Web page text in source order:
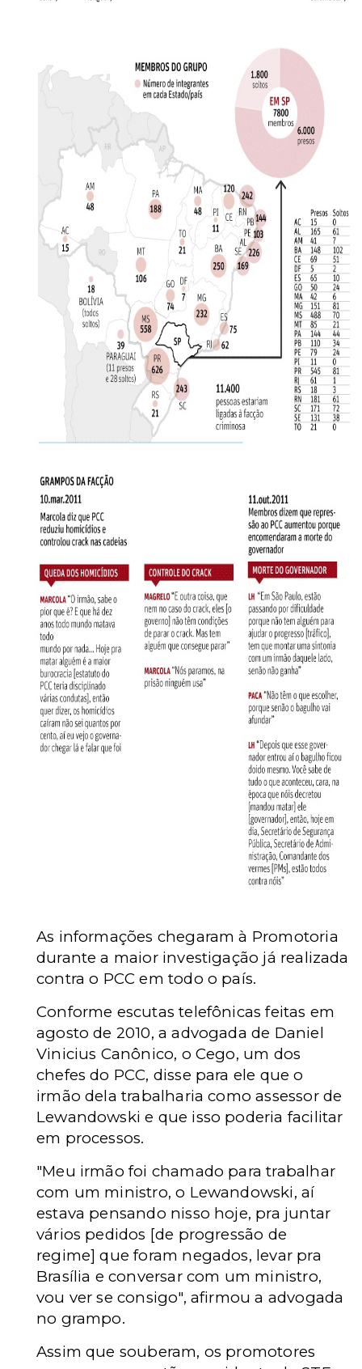
As informações chegaram à Promotoria
durante a maior investigação já realizada
contra o PCC em todo o país.
Conforme escutas telefônicas feitas em
agosto de 2010, a advogada de Daniel
Vinicius Canônico, o Cego, um dos
chefes do PCC, disse para ele que o
irmão dela trabalharia como assessor de
Lewandowski e que isso poderia facilitar
em processos.
"Meu irmão foi chamado para trabalhar
com um ministro, o Lewandowski, aí
estava pensando nisso hoje, pra juntar
vários pedidos [de progressão de
regime] que foram negados, levar pra
Brasília e conversar com um ministro,
vou ver se consigo", afirmou a advogada
no grampo.
Assim que souberam, os promotores